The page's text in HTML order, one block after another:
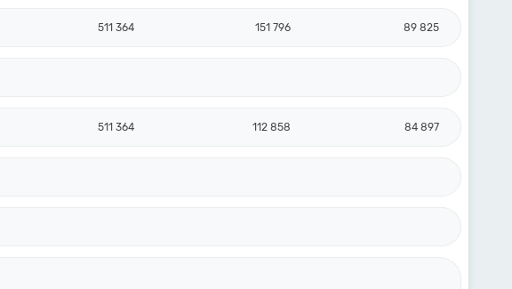
511 364 151 796 89 825
511 364 112 858 84 897